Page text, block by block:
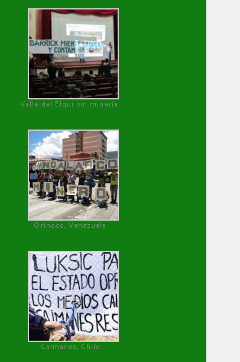
Valle del Elqui sin minería.
Orinoco, Venezuela
Caimanes, Chile